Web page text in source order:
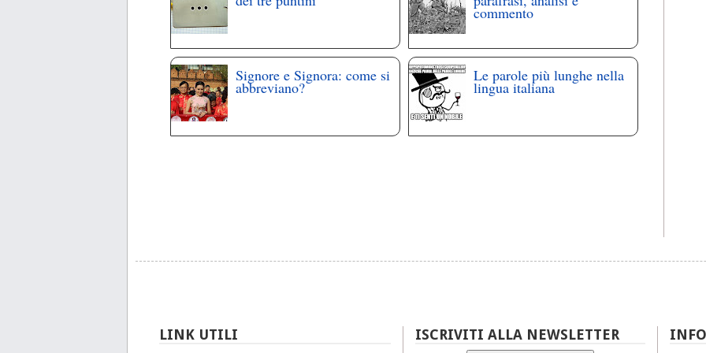
commento
Signore e Signora: come si
abbreviano?
Le parole più lunghe nella
lingua italiana
LINK UTILI ISCRIVITI ALLA NEWSLETTER INFO